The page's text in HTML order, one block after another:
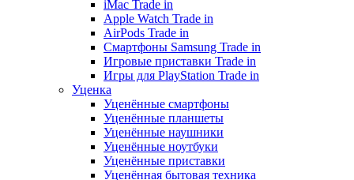
iMac Trade in
Apple Watch Trade in
AirPods Trade in
Смартфоны Samsung Trade in
Игровые приставки Trade in
Игры для PlayStation Trade in
Уценка
Уценённые смартфоны
Уценённые планшеты
Уценённые наушники
Уценённые ноутбуки
Уценённые приставки
Уценённая бытовая техника